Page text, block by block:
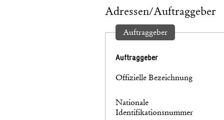
Adressen/Auftraggeber
Auftraggeber
Auftraggeber
Offizielle Bezeichnung
Nationale
Identifikationsnummer